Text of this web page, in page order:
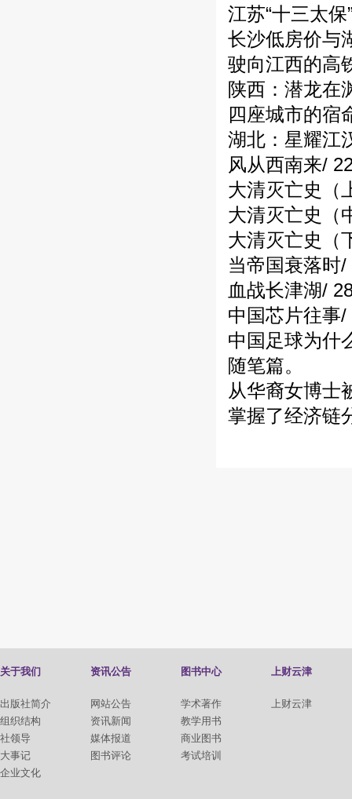
江苏“十三太
长沙低房价与
驶向江西的高
陕西：潜龙在
四座城市的宿
湖北：星耀江
风从西南来/
大清灭亡史（
大清灭亡史（
大清灭亡史（
当帝国衰落时/
血战长津湖/
中国芯片往事/
中国足球为什
随笔篇。
从华裔女博士
掌握了经济链
关于我们
出版社简介
组织结构
社领导
大事记
企业文化
资讯公告
网站公告
资讯新闻
媒体报道
图书评论
图书中心
学术著作
教学用书
商业图书
考试培训
上财云津
上财云津